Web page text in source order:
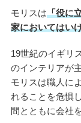
モリスは「役に
家においてはい
19世紀のイギリ
のインテリアが
モリスは職人に
れることを危惧
間とともに会社